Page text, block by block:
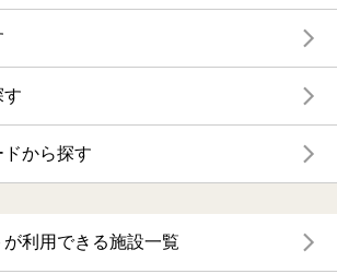
す
から探す
利用できる施設一覧